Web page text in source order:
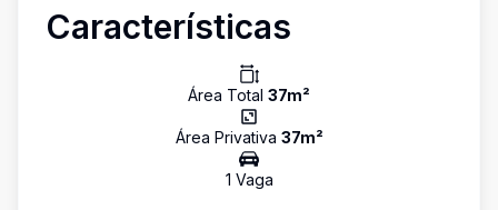
Características
Área Total 37m²
Área Privativa 37m²
1 Vaga